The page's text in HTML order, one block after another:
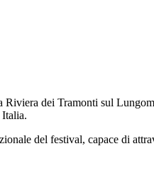
Riviera dei Tramonti sul
del festival, capace di